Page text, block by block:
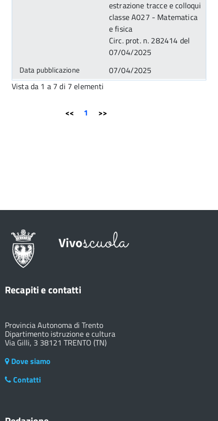
estrazione tracce e colloqui
classe A027 - Matematica
e fisica
Circ. prot. n. 282414 del
07/04/2025
07/04/2025
Vista da 1 a 7 di 7 elementi
<< 1 >>
Recapiti e contatti
Provincia Autonoma di Trento
Dipartimento istruzione e cultura
Via Gilli, 3 38121 TRENTO (TN)
Dove siamo
Contatti